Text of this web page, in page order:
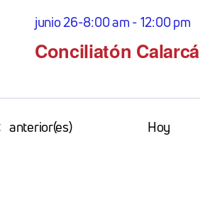
Conciliatón Calarcá
junio 26-8:00 am-12:00 pm
Eventos
anterior(es) Hoy